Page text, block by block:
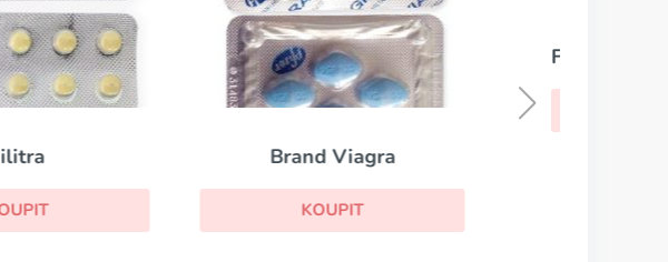
Brand Viagra
Fildena Extra Power
KOUPIT